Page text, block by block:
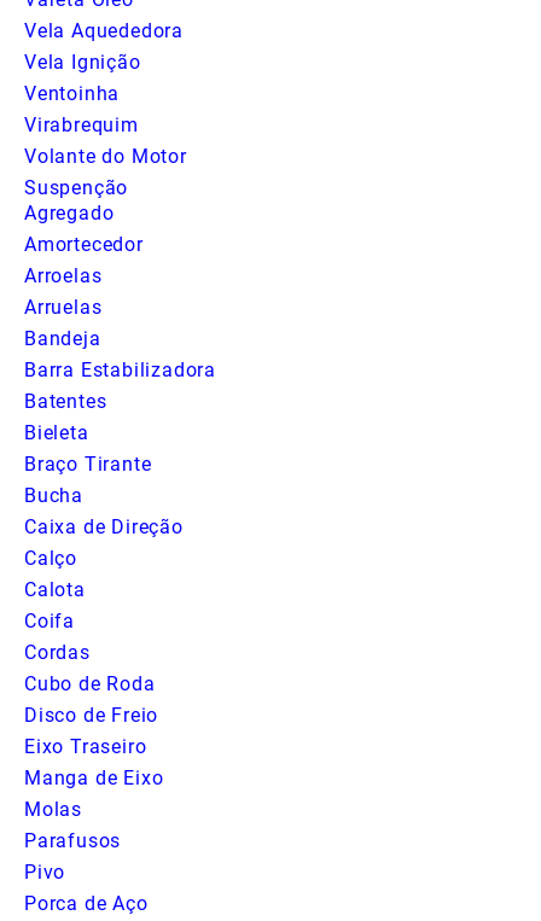
Vela Aquededora
Vela Ignição
Ventoinha
Virabrequim
Volante do Motor
Suspenção
Agregado
Amortecedor
Arroelas
Arruelas
Bandeja
Barra Estabilizadora
Batentes
Bieleta
Braço Tirante
Bucha
Caixa de Direção
Calço
Calota
Coifa
Cordas
Cubo de Roda
Disco de Freio
Eixo Traseiro
Manga de Eixo
Molas
Parafusos
Pivo
Porca de Aço